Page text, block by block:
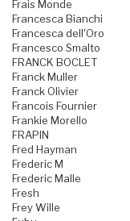
Frais Monde
Francesca Bianchi
Francesca dell'Oro
Francesco Smalto
FRANCK BOCLET
Franck Muller
Franck Olivier
Francois Fournier
Frankie Morello
FRAPIN
Fred Hayman
Frederic M
Frederic Malle
Fresh
Frey Wille